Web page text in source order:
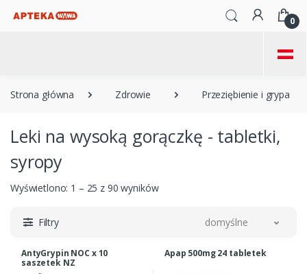
0
=
Strona główna Zdrowie Przeziębienie i grypa
Leki na wysoką gorączkę - tabletki,
syropy
Wyświetlono: 1 – 25 z 90 wyników
Filtry domyślne
AntyGrypin NOC x 10
saszetek NZ
Apap 500mg 24 tabletek